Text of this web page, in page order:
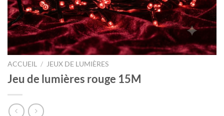
ACCUEIL / JEUX DE LUMIÈRES
Jeu de lumières rouge 15M